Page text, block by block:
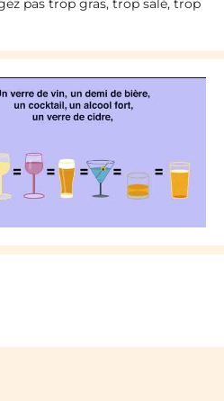
pas trop gras, trop salé, trop